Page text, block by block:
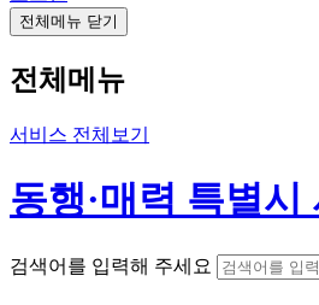
전체메뉴 닫기
전체메뉴
서비스 전체보기
동행·매력 특별시
검색어를 입력해 주세요